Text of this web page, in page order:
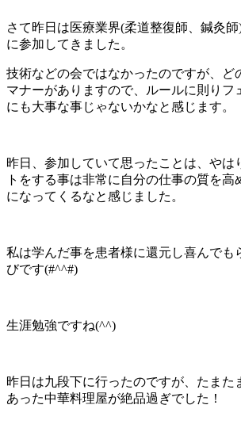
さて昨日は医療業界(柔道整復師、鍼灸
に参加してきました。
技術などの会ではなかったのですが、ど
マナーがありますので、ルールに則りフ
にも大事な事じゃないかなと感じます。
昨日、参加していて思ったことは、やは
トをする事は非常に自分の仕事の質を高
になってくるなと感じました。
私は学んだ事を患者様に還元し喜んでも
びです(#^^#)
生涯勉強ですね(^^)
昨日は九段下に行ったのですが、たまた
あった中華料理屋が絶品過ぎでした！